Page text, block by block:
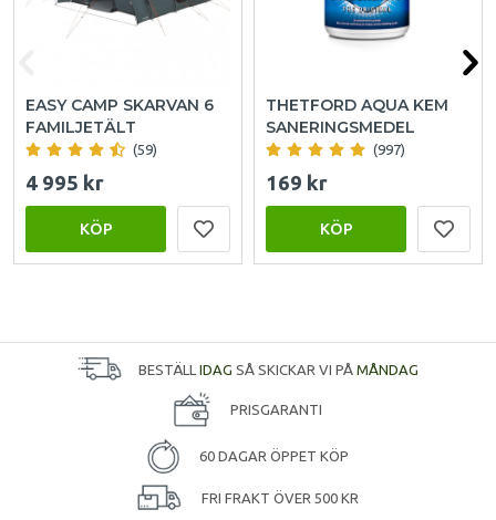
EASY CAMP SKARVAN 6
FAMILJETÄLT
(59)
4 995 kr
KÖP
THETFORD AQUA KEM
SANERINGSMEDEL
(997)
169 kr
KÖP
BESTÄLL IDAG SÅ SKICKAR VI PÅ MÅNDAG
PRISGARANTI
60 DAGAR ÖPPET KÖP
FRI FRAKT ÖVER 500 KR